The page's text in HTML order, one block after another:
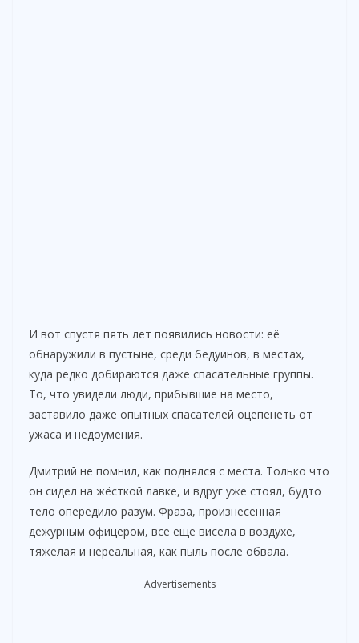
И вот спустя пять лет появились новости: её
обнаружили в пустыне, среди бедуинов, в местах,
куда редко добираются даже спасательные группы.
То, что увидели люди, прибывшие на место,
заставило даже опытных спасателей оцепенеть от
ужаса и недоумения.
Дмитрий не помнил, как поднялся с места. Только что
он сидел на жёсткой лавке, и вдруг уже стоял, будто
тело опередило разум. Фраза, произнесённая
дежурным офицером, всё ещё висела в воздухе,
тяжёлая и нереальная, как пыль после обвала.
Advertisements